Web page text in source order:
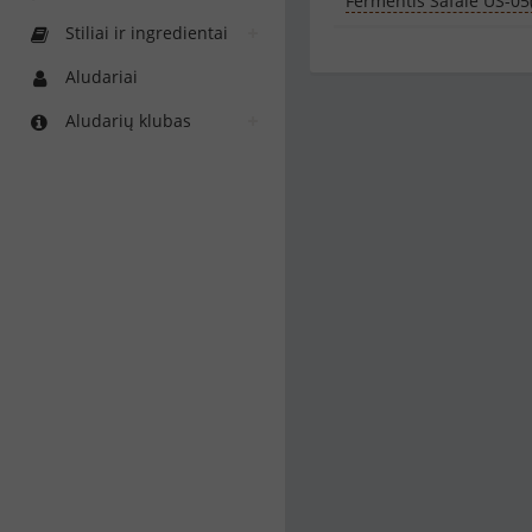
Stiliai ir ingredientai
Aludariai
Aludarių klubas